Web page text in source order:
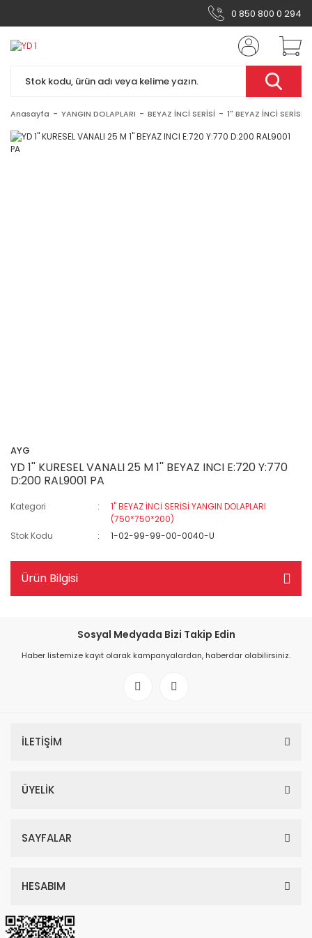
0 850 800 0 294
Anasayfa YANGIN DOLAPLARI BEYAZ İNCİ SERİSİ 1" BEYAZ İNCİ
AYG
YD 1'' KURESEL VANALI 25 M 1'' BEYAZ INCI E:720 Y:770
D:200 RAL9001 PA
Kategori
1" BEYAZ İNCİ SERİSİ YANGIN DOLAPLARI
(750*750*200)
Stok Kodu
1-02-99-99-00-0040-U
Ürün Bilgisi
Sosyal Medyada Bizi Takip Edin
Haber listemize kayıt olarak kampanyalardan, haberdar olabilirsiniz.
İLETİŞİM
ÜYELİK
SAYFALAR
HESABIM